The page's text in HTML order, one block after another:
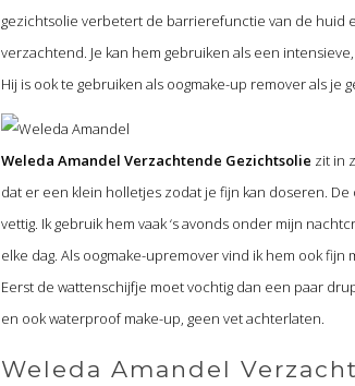
gezichtsolie verbetert de barrierefunctie van de huid
verzachtend. Je kan hem gebruiken als een
Hij is ook te gebruiken als oogmake-up remover als je
Weleda Amandel Verzachtende Gezichtsolie zit in
dat er een klein holletjes zodat je fijn kan doseren.
vettig. Ik gebruik hem vaak ‘s avonds onder mijn
elke dag. Als oogmake-upremover vind ik hem ook
Eerst de wattenschijfje moet vochtig dan een paar
en ook waterproof make-up, geen vet achterlaten.
Weleda Amandel